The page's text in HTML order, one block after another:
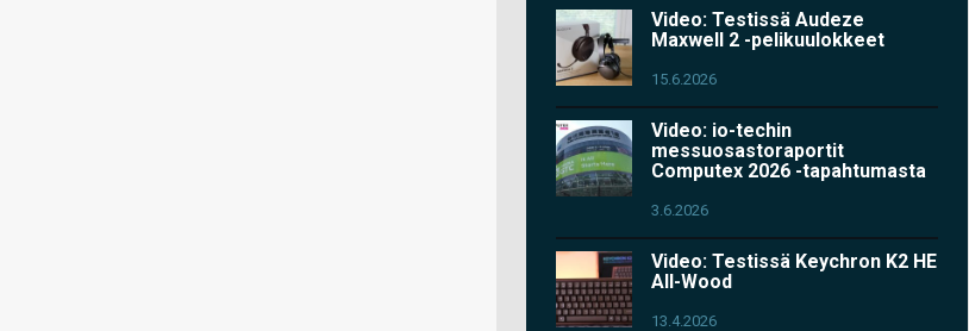
Video: Testissä Audeze
Maxwell 2 -pelikuulokkeet
15.6.2026
Video: io-techin
messuosastoraportit
Computex 2026 -tapahtumasta
3.6.2026
Video: Testissä Keychron K2 HE
All-Wood
13.4.2026